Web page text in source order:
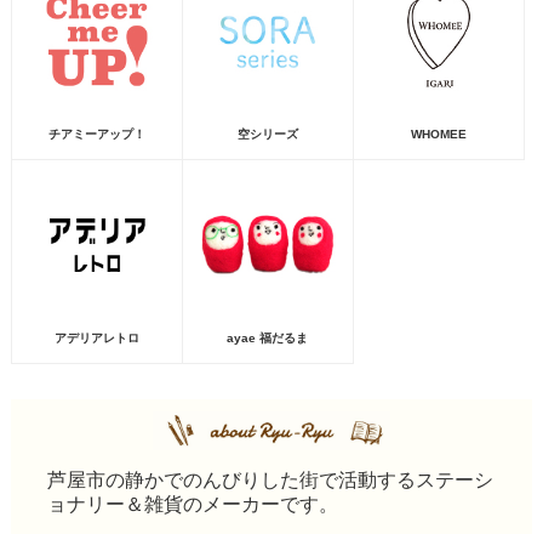
チアミーアップ！ 空シリーズ WHOMEE
アデリアレトロ ayae 福だるま
芦屋市の静かでのんびりした街で活動するステーシ
ョナリー＆雑貨のメーカーです。